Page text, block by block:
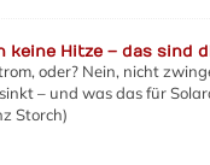
keine Hitze – das sind
oder? Nein, nicht
– und was das für
Storch)